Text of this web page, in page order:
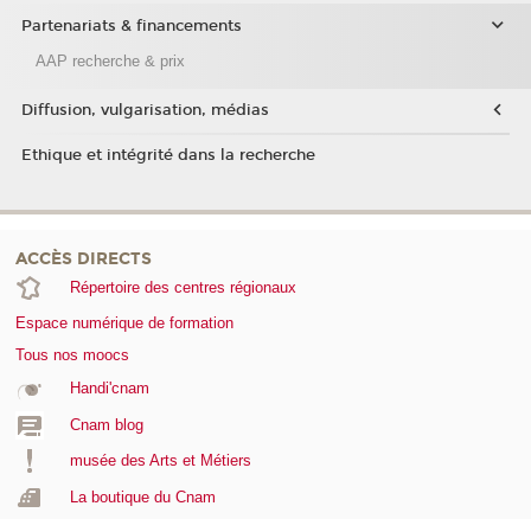
Partenariats & financements
AAP recherche & prix
Diffusion, vulgarisation, médias
Ethique et intégrité dans la recherche
ACCÈS DIRECTS
Répertoire des centres régionaux
Espace numérique de formation
Tous nos moocs
Handi'cnam
Cnam blog
musée des Arts et Métiers
La boutique du Cnam